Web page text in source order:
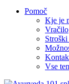
Pomoč
Kje je
Vračilo
Stroški
Vse